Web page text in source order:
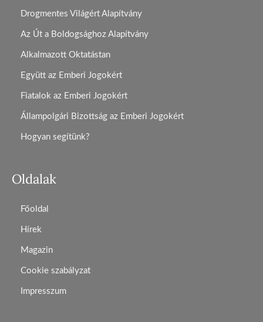
Drogmentes Világért Alapítvány
Az Út a Boldogsághoz Alapítvány
Alkalmazott Oktatástan
Együtt az Emberi Jogokért
Fiatalok az Emberi Jogokért
Állampolgári Bizottság az Emberi Jogokért
Hogyan segítünk?
Oldalak
Főoldal
Hírek
Magazin
Cookie szabályzat
Impresszum